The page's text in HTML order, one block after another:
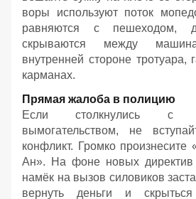
воры используют поток
равняются с пешеходом,
скрываются между
внутренней стороне тротуара,
карманах.
Прямая жалоба в полицию
Если столкнулись с
вымогательством, не
конфликт. Громко произнесите
Ан». На фоне новых директив
намёк на вызов силовиков
вернуть деньги и